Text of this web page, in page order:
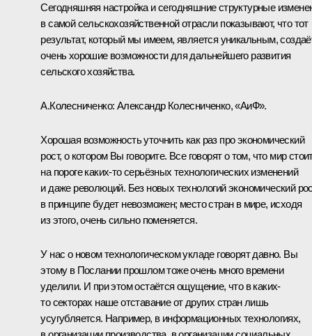
Сегодняшняя настройка и сегодняшние структурные
в самой сельскохозяйственной отрасли показывают, что тот
результат, который мы имеем, является уникальным,
очень хорошие возможности для дальнейшего развития
сельского хозяйства.
А.Колесниченко: Александр Колесниченко, «АиФ».
Хорошая возможность уточнить как раз про экономический
рост, о котором Вы говорите. Все говорят о том, что мир
на пороге каких-то серьёзных технологических изменений
и даже революций. Без новых технологий экономический
в принципе будет невозможен; место стран в мире, исходя
из этого, очень сильно поменяется.
У нас о новом технологическом укладе говорят давно. Вы
этому в Послании прошлом тоже очень много времени
уделили. И при этом остаётся ощущение, что в каких-
то секторах наше отставание от других стран лишь
усугубляется. Например, в информационных технологиях,